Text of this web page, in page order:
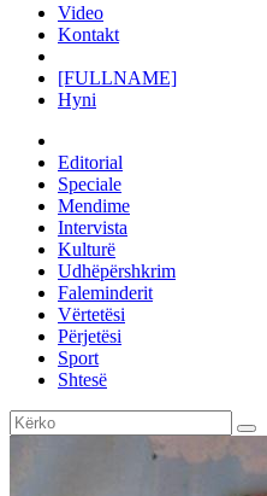
Video
Kontakt
[FULLNAME]
Hyni
Editorial
Speciale
Mendime
Intervista
Kulturë
Udhëpërshkrim
Faleminderit
Vërtetësi
Përjetësi
Sport
Shtesë